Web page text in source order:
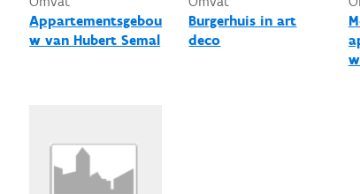
Appartementsgebou
w van Hubert Semal
Burgerhuis in art
deco